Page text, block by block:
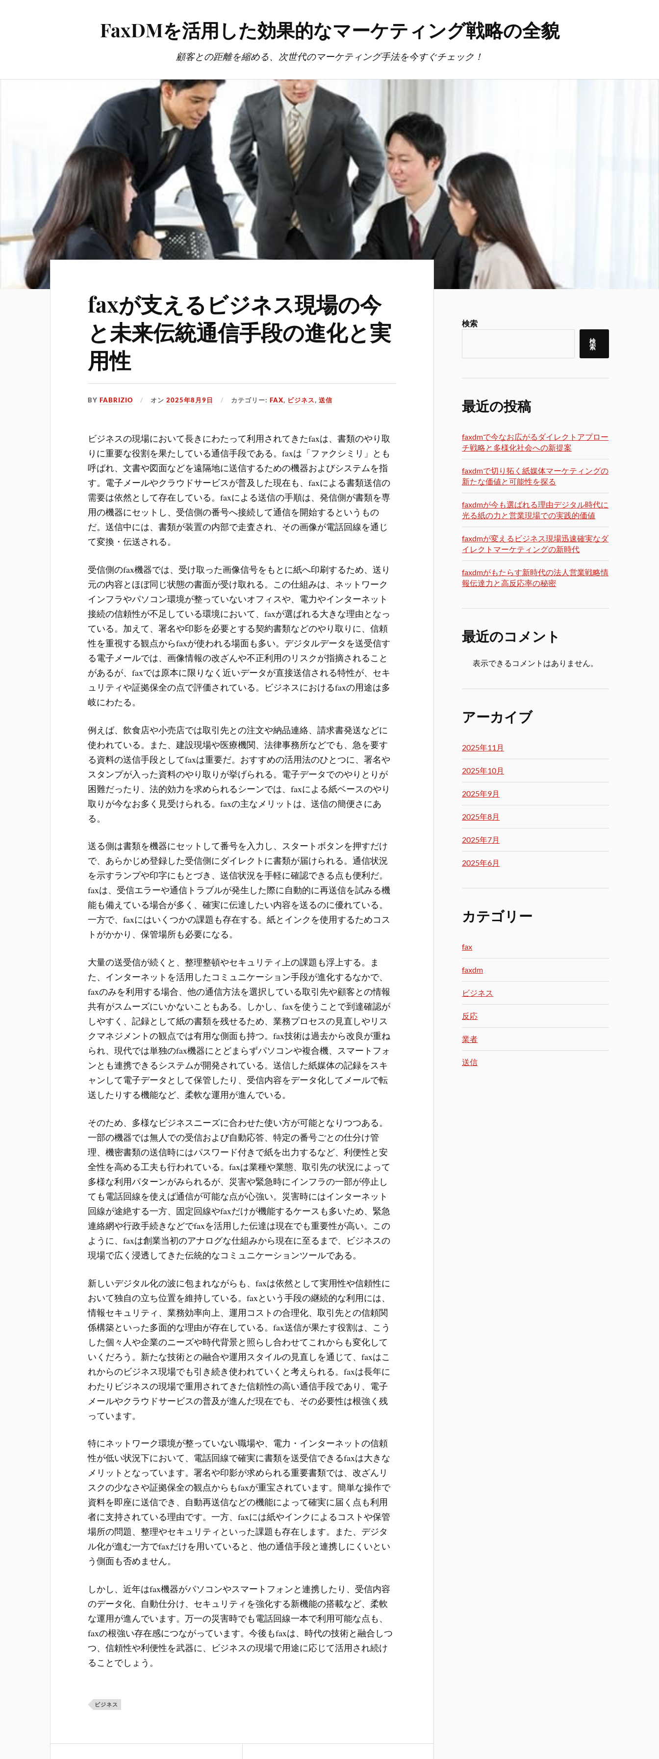
FaxDMを活用した効果的なマーケティング戦略の全貌
顧客との距離を縮める、次世代のマーケティング手法を今すぐチェック！
faxが支えるビジネス現場の今
と未来伝統通信手段の進化と実
用性
BYFABRIZIO オン2025年8月9日 カテゴリー:FAX, ビジネス,送信
ビジネスの現場において長きにわたって利用されてきたfaxは、書類のやり取
りに重要な役割を果たしている通信手段である。faxは「ファクシミリ」とも
呼ばれ、文書や図面などを遠隔地に送信するための機器およびシステムを指
す。電子メールやクラウドサービスが普及した現在も、faxによる書類送信の
需要は依然として存在している。faxによる送信の手順は、発信側が書類を専
用の機器にセットし、受信側の番号へ接続して通信を開始するというもの
だ。送信中には、書類が装置の内部で走査され、その画像が電話回線を通じ
て変換・伝送される。
受信側のfax機器では、受け取った画像信号をもとに紙へ印刷するため、送り
元の内容とほぼ同じ状態の書面が受け取れる。この仕組みは、ネットワーク
インフラやパソコン環境が整っていないオフィスや、電力やインターネット
接続の信頼性が不足している環境において、faxが選ばれる大きな理由となっ
ている。加えて、署名や印影を必要とする契約書類などのやり取りに、信頼
性を重視する観点からfaxが使われる場面も多い。デジタルデータを送受信す
る電子メールでは、画像情報の改ざんや不正利用のリスクが指摘されること
があるが、faxでは原本に限りなく近いデータが直接送信される特性が、セキ
ュリティや証拠保全の点で評価されている。ビジネスにおけるfaxの用途は多
岐にわたる。
例えば、飲食店や小売店では取引先との注文や納品連絡、請求書発送などに
使われている。また、建設現場や医療機関、法律事務所などでも、急を要す
る資料の送信手段としてfaxは重要だ。おすすめの活用法のひとつに、署名や
スタンプが入った資料のやり取りが挙げられる。電子データでのやりとりが
困難だったり、法的効力を求められるシーンでは、faxによる紙ベースのやり
取りが今なお多く見受けられる。faxの主なメリットは、送信の簡便さにあ
る。
送る側は書類を機器にセットして番号を入力し、スタートボタンを押すだけ
で、あらかじめ登録した受信側にダイレクトに書類が届けられる。通信状況
を示すランプや印字にもとづき、送信状況を手軽に確認できる点も便利だ。
faxは、受信エラーや通信トラブルが発生した際に自動的に再送信を試みる機
能も備えている場合が多く、確実に伝達したい内容を送るのに優れている。
一方で、faxにはいくつかの課題も存在する。紙とインクを使用するためコス
トがかかり、保管場所も必要になる。
大量の送受信が続くと、整理整頓やセキュリティ上の課題も浮上する。ま
た、インターネットを活用したコミュニケーション手段が進化するなかで、
faxのみを利用する場合、他の通信方法を選択している取引先や顧客との情報
共有がスムーズにいかないこともある。しかし、faxを使うことで到達確認が
しやすく、記録として紙の書類を残せるため、業務プロセスの見直しやリス
クマネジメントの観点では有用な側面も持つ。fax技術は過去から改良が重ね
られ、現代では単独のfax機器にとどまらずパソコンや複合機、スマートフォ
ンとも連携できるシステムが開発されている。送信した紙媒体の記録をスキ
ャンして電子データとして保管したり、受信内容をデータ化してメールで転
送したりする機能など、柔軟な運用が進んでいる。
そのため、多様なビジネスニーズに合わせた使い方が可能となりつつある。
一部の機器では無人での受信および自動応答、特定の番号ごとの仕分け管
理、機密書類の送信時にはパスワード付きで紙を出力するなど、利便性と安
全性を高める工夫も行われている。faxは業種や業態、取引先の状況によって
多様な利用パターンがみられるが、災害や緊急時にインフラの一部が停止し
ても電話回線を使えば通信が可能な点が心強い。災害時にはインターネット
回線が途絶する一方、固定回線やfaxだけが機能するケースも多いため、緊急
連絡網や行政手続きなどでfaxを活用した伝達は現在でも重要性が高い。この
ように、faxは創業当初のアナログな仕組みから現在に至るまで、ビジネスの
現場で広く浸透してきた伝統的なコミュニケーションツールである。
新しいデジタル化の波に包まれながらも、faxは依然として実用性や信頼性に
おいて独自の立ち位置を維持している。faxという手段の継続的な利用には、
情報セキュリティ、業務効率向上、運用コストの合理化、取引先との信頼関
係構築といった多面的な理由が存在している。fax送信が果たす役割は、こう
した個々人や企業のニーズや時代背景と照らし合わせてこれからも変化して
いくだろう。新たな技術との融合や運用スタイルの見直しを通じて、faxはこ
れからのビジネス現場でも引き続き使われていくと考えられる。faxは長年に
わたりビジネスの現場で重用されてきた信頼性の高い通信手段であり、電子
メールやクラウドサービスの普及が進んだ現在でも、その必要性は根強く残
っています。
特にネットワーク環境が整っていない職場や、電力・インターネットの信頼
性が低い状況下において、電話回線で確実に書類を送受信できるfaxは大きな
メリットとなっています。署名や印影が求められる重要書類では、改ざんリ
スクの少なさや証拠保全の観点からもfaxが重宝されています。簡単な操作で
資料を即座に送信でき、自動再送信などの機能によって確実に届く点も利用
者に支持されている理由です。一方、faxには紙やインクによるコストや保管
場所の問題、整理やセキュリティといった課題も存在します。また、デジタ
ル化が進む一方でfaxだけを用いていると、他の通信手段と連携しにくいとい
う側面も否めません。
しかし、近年はfax機器がパソコンやスマートフォンと連携したり、受信内容
のデータ化、自動仕分け、セキュリティを強化する新機能の搭載など、柔軟
な運用が進んでいます。万一の災害時でも電話回線一本で利用可能な点も、
faxの根強い存在感につながっています。今後もfaxは、時代の技術と融合しつ
つ、信頼性や利便性を武器に、ビジネスの現場で用途に応じて活用され続け
ることでしょう。
ビジネス
検索
検
索
最近の投稿
faxdmで今なお広がるダイレクトアプロー
チ戦略と多様化社会への新提案
faxdmで切り拓く紙媒体マーケティングの
新たな価値と可能性を探る
faxdmが今も選ばれる理由デジタル時代に
光る紙の力と営業現場での実践的価値
faxdmが変えるビジネス現場迅速確実なダ
イレクトマーケティングの新時代
faxdmがもたらす新時代の法人営業戦略情
報伝達力と高反応率の秘密
最近のコメント
表示できるコメントはありません。
アーカイブ
2025年11月
2025年10月
2025年9月
2025年8月
2025年7月
2025年6月
カテゴリー
fax
faxdm
ビジネス
反応
業者
送信